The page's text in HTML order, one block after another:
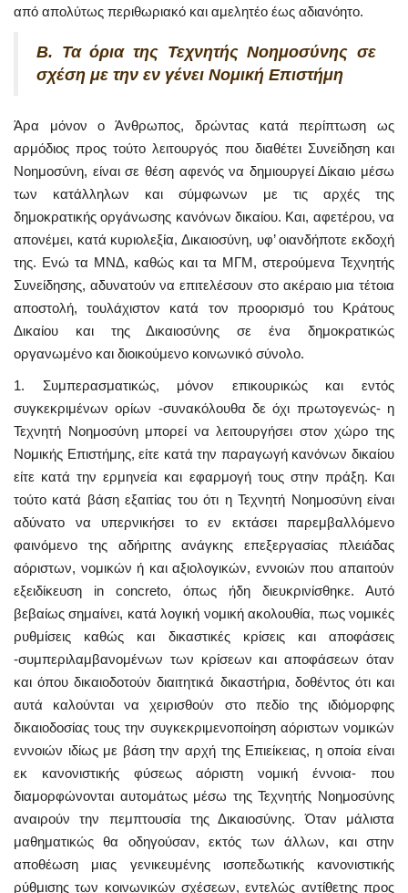
από απολύτως περιθωριακό και αμελητέο έως αδιανόητο.
Β. Τα όρια της Τεχνητής Νοημοσύνης σε
σχέση με την εν γένει Νομική Επιστήμη
Άρα μόνον ο Άνθρωπος, δρώντας κατά περίπτωση ως
αρμόδιος προς τούτο λειτουργός που διαθέτει Συνείδηση και
Νοημοσύνη, είναι σε θέση αφενός να δημιουργεί Δίκαιο μέσω
των κατάλληλων και σύμφωνων με τις αρχές της
δημοκρατικής οργάνωσης κανόνων δικαίου. Και, αφετέρου, να
απονέμει, κατά κυριολεξία, Δικαιοσύνη, υφ’ οιανδήποτε εκδοχή
της. Ενώ τα ΜΝΔ, καθώς και τα ΜΓΜ, στερούμενα Τεχνητής
Συνείδησης, αδυνατούν να επιτελέσουν στο ακέραιο μια τέτοια
αποστολή, τουλάχιστον κατά τον προορισμό του Κράτους
Δικαίου και της Δικαιοσύνης σε ένα δημοκρατικώς
οργανωμένο και διοικούμενο κοινωνικό σύνολο.
1. Συμπερασματικώς, μόνον επικουρικώς και εντός
συγκεκριμένων ορίων -συνακόλουθα δε όχι πρωτογενώς- η
Τεχνητή Νοημοσύνη μπορεί να λειτουργήσει στον χώρο της
Νομικής Επιστήμης, είτε κατά την παραγωγή κανόνων δικαίου
είτε κατά την ερμηνεία και εφαρμογή τους στην πράξη. Και
τούτο κατά βάση εξαιτίας του ότι η Τεχνητή Νοημοσύνη είναι
αδύνατο να υπερνικήσει το εν εκτάσει παρεμβαλλόμενο
φαινόμενο της αδήριτης ανάγκης επεξεργασίας πλειάδας
αόριστων, νομικών ή και αξιολογικών, εννοιών που απαιτούν
εξειδίκευση in concreto, όπως ήδη διευκρινίσθηκε. Αυτό
βεβαίως σημαίνει, κατά λογική νομική ακολουθία, πως νομικές
ρυθμίσεις καθώς και δικαστικές κρίσεις και αποφάσεις
-συμπεριλαμβανομένων των κρίσεων και αποφάσεων όταν
και όπου δικαιοδοτούν διαιτητικά δικαστήρια, δοθέντος ότι και
αυτά καλούνται να χειρισθούν στο πεδίο της ιδιόμορφης
δικαιοδοσίας τους την συγκεκριμενοποίηση αόριστων νομικών
εννοιών ιδίως με βάση την αρχή της Επιείκειας, η οποία είναι
εκ κανονιστικής φύσεως αόριστη νομική έννοια- που
διαμορφώνονται αυτομάτως μέσω της Τεχνητής Νοημοσύνης
αναιρούν την πεμπτουσία της Δικαιοσύνης. Όταν μάλιστα
μαθηματικώς θα οδηγούσαν, εκτός των άλλων, και στην
αποθέωση μιας γενικευμένης ισοπεδωτικής κανονιστικής
ρύθμισης των κοινωνικών σχέσεων, εντελώς αντίθετης προς